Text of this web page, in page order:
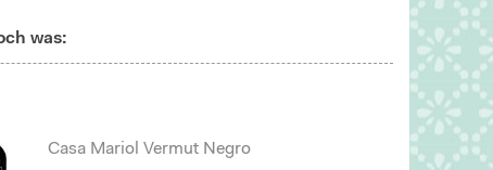
was:
Casa Mariol Vermut Negro